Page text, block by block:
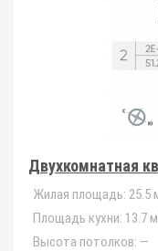
Двухкомнатная
Жилая площадь: 25.5
Площадь кухни: 13.7 м
Высота потолков: —